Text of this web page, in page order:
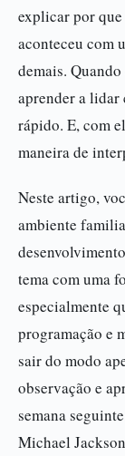
explicar por
aconteceu com
demais.
aprender a lidar
rápido. E, com
maneira de
Neste artigo,
ambiente
tema com uma
especialmente
programação e
sair do modo
observação e
semana
Michael